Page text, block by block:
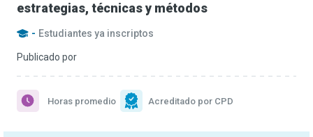
estrategias, técnicas y métodos
- Estudiantes ya inscriptos
Publicado por
Horas promedio Acreditado por CPD